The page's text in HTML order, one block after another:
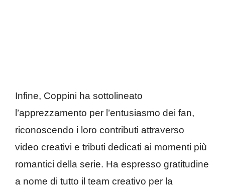
Infine, Coppini ha sottolineato
l’apprezzamento per l’entusiasmo dei fan,
riconoscendo i loro contributi attraverso
video creativi e tributi dedicati ai momenti più
romantici della serie. Ha espresso gratitudine
a nome di tutto il team creativo per la